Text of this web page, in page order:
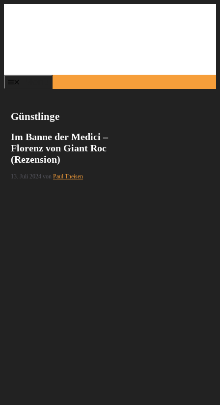
Günstlinge
Im Banne der Medici –
Florenz von Giant Roc
(Rezension)
13. Juli 2024 vonPaul Theisen